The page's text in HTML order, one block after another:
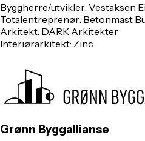
Byggherre/utvikler: Vestaksen
Totalentreprenør: Betonmast
Arkitekt: DARK Arkitekter
Interiørarkitekt: Zinc
Grønn Byggallianse